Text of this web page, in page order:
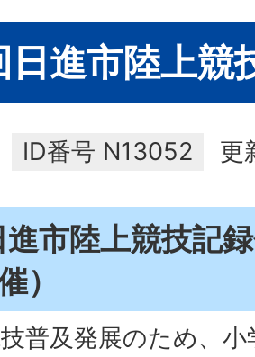
日進市陸上競
ID番号 N13052 更
進市陸上競技記
）
普及発展のため、